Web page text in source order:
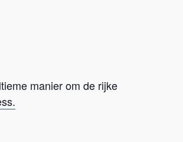
manier om de rijke